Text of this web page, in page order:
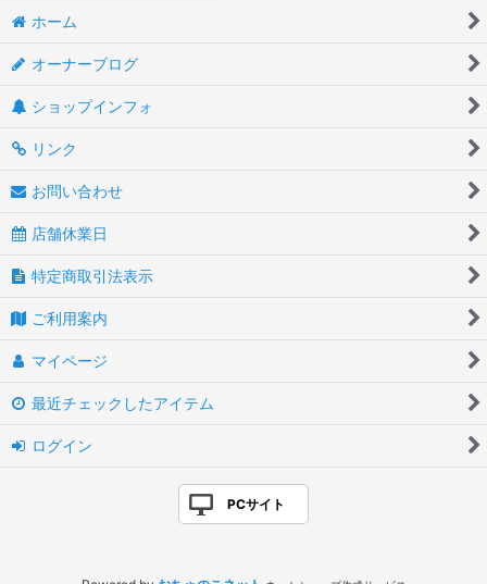
ホーム
オーナーブログ
ショップインフォ
リンク
お問い合わせ
店舗休業日
特定商取引法表示
ご利用案内
マイページ
最近チェックしたアイテム
ログイン
PCサイト